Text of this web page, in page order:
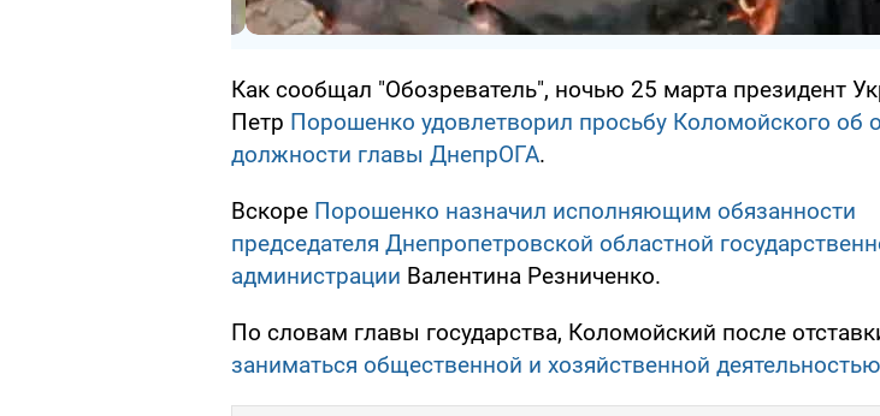
Как сообщал "Обозреватель", ночью 25 марта президент
Петр Порошенко удовлетворил просьбу Коломойского об
должности главы ДнепрОГА.
Вскоре Порошенко назначил исполняющим обязанности
председателя Днепропетровской областной
администрации Валентина Резниченко.
По словам главы государства, Коломойский после
заниматься общественной и хозяйственной деятельностью